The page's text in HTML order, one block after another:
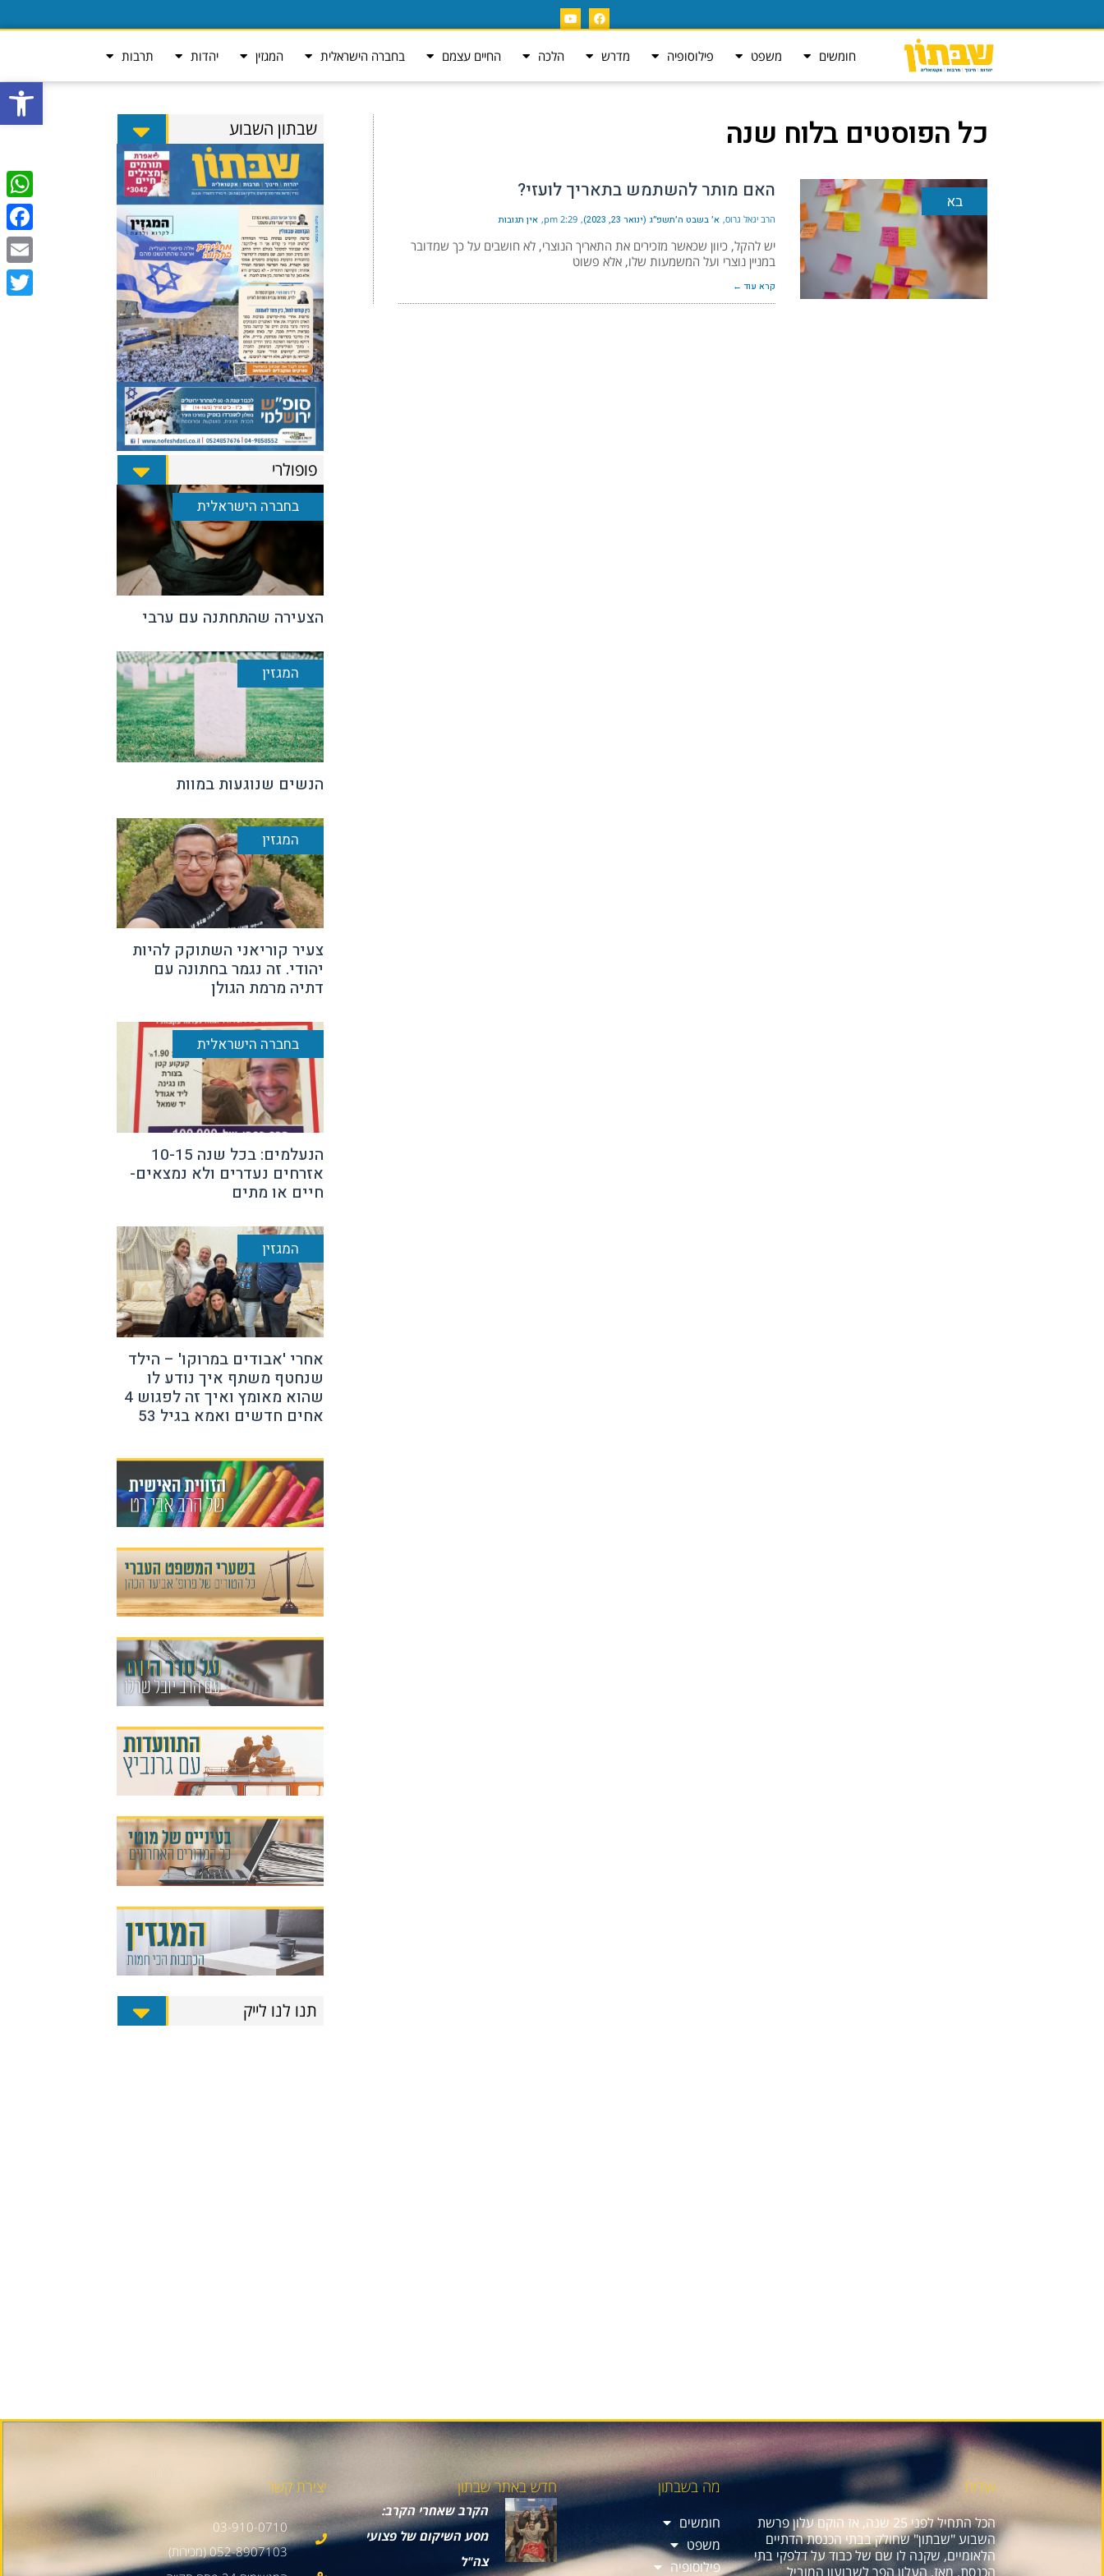
פתח
חומשים משפט פילוסופיה מדרש הלכה החיים עצמם בחברה הישראלית המגזין יהדות תרבות
כל הפוסטים בלוח שנה
בא האם מותר להשתמש בתאריך לועזי?
הרב יגאל גרוס א׳ בשבט ה׳תשפ״ג (ינואר 23, 2023) 2:29 pm אין תגובות
יש להקל, כיוון שכאשר מזכירים את התאריך הנוצרי, לא חושבים על כך שמדובר
במניין נוצרי ועל המשמעות שלו, אלא פשוט
קרא עוד ←
שבתון השבוע
פופולרי
בחברה הישראלית
הצעירה שהתחתנה עם ערבי
המגזין
הנשים שנוגעות במוות
המגזין
צעיר קוריאני השתוקק להיות
יהודי. זה נגמר בחתונה עם
דתיה מרמת הגולן
בחברה הישראלית
הנעלמים: בכל שנה 10-15
אזרחים נעדרים ולא נמצאים-
חיים או מתים
המגזין
אחרי 'אבודים במרוקו' – הילד
שנחטף משתף איך נודע לו
שהוא מאומץ ואיך זה לפגוש 4
אחים חדשים ואמא בגיל 53
תנו לנו לייק
אודות
הכל התחיל לפני 25 שנה, אז הוקם עלון פרשת
השבוע "שבתון" שחולק בבתי הכנסת הדתיים
הלאומיים, שקנה לו שם של כבוד על דלפקי בתי
הכנסת. מאז, העלון הפך לשבועון המוביל
מה בשבתון
חומשים
משפט
פילוסופיה
חדש באתר שבתון
הקרב שאחרי הקרב:
מסע השיקום של פצועי
צה"ל
יצירת קשר
03-910-0710
052-8907103 (מכירות)
Email